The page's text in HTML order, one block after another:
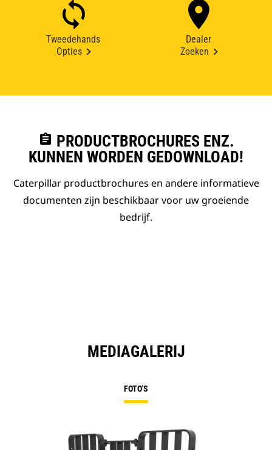
Tweedehands
Opties
Dealer
Zoeken
assignment PRODUCTBROCHURES ENZ.
KUNNEN WORDEN GEDOWNLOAD!
Caterpillar productbrochures en andere informatieve
documenten zijn beschikbaar voor uw groeiende
bedrijf.
MEDIAGALERIJ
FOTO'S